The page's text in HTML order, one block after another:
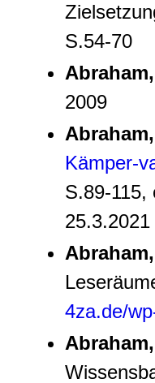
S.54-70
2009
Kämper-
S.89-115,
25.3.2021
4za.de/